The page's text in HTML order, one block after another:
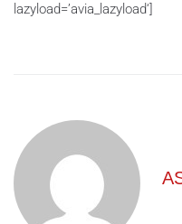
lazyload=’avia_lazyload‘]